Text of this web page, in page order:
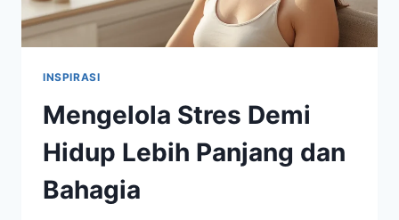
INSPIRASI
Mengelola Stres Demi
Hidup Lebih Panjang dan
Bahagia